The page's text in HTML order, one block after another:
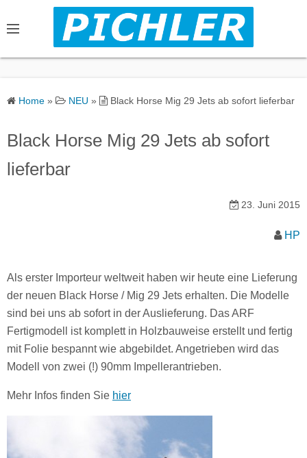
p
Home » NEU » Black Horse Mig 29 Jets ab sofort lieferbar
Black Horse Mig 29 Jets ab sofort
lieferbar
23. Juni 2015
HP
Als erster Importeur weltweit haben wir heute eine Lieferung
der neuen Black Horse / Mig 29 Jets erhalten. Die Modelle
sind bei uns ab sofort in der Auslieferung. Das ARF
Fertigmodell ist komplett in Holzbauweise erstellt und fertig
mit Folie bespannt wie abgebildet. Angetrieben wird das
Modell von zwei (!) 90mm Impellerantrieben.
Mehr Infos finden Sie hier